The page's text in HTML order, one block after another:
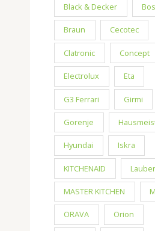
Black & Decker
Braun Cecotec
Clatronic Concept
Electrolux Eta
G3 Ferrari Girmi
Gorenje
Hyundai Iskra
KITCHENAID
MASTER KITCHEN
ORAVA Orion